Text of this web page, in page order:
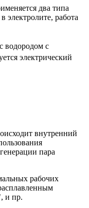
два типа
электролите, работа
водородом с
электрический
внутренний
пара
рабочих
и пр.